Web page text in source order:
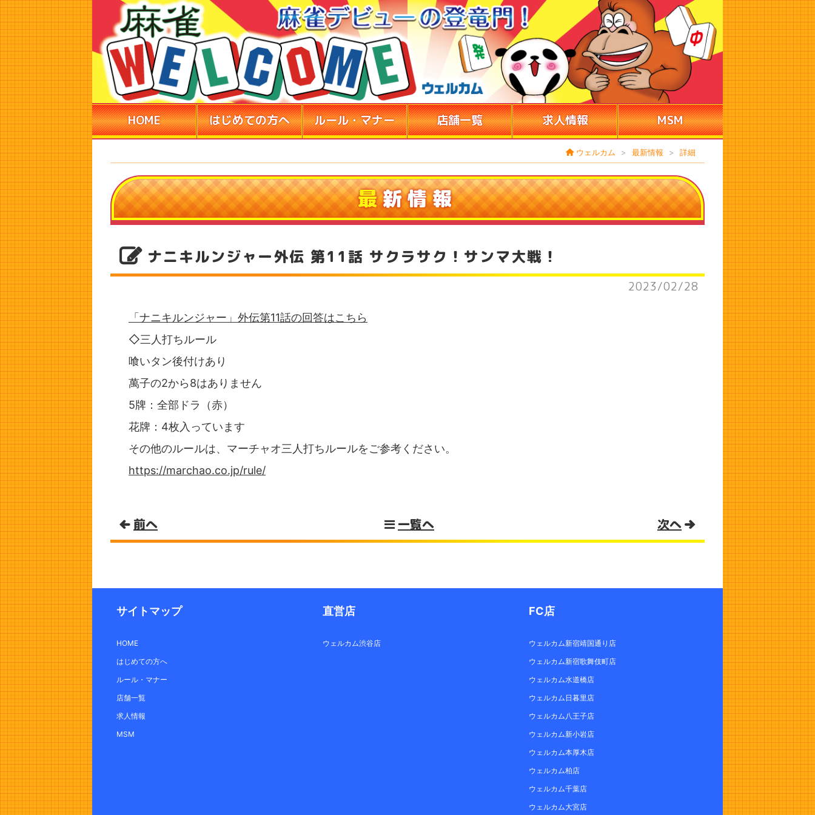
HOME はじめての方へ ルール・マナー 店舗一覧 求人情報 MSM
ウェルカム > 最新情報 > 詳細
最新情報
ナニキルンジャー外伝 第11話 サクラサク！サンマ大戦！
2023/02/28
「ナニキルンジャー」外伝第11話の回答はこちら
◇三人打ちルール
喰いタン後付けあり
萬子の2から8はありません
5牌：全部ドラ（赤）
花牌：4枚入っています
その他のルールは、マーチャオ三人打ちルールをご参考ください。
https://marchao.co.jp/rule/
前へ 一覧へ 次へ
サイトマップ
HOME
はじめての方へ
ルール・マナー
店舗一覧
求人情報
MSM
直営店
ウェルカム渋谷店
FC店
ウェルカム新宿靖国通り店
ウェルカム新宿歌舞伎町店
ウェルカム水道橋店
ウェルカム日暮里店
ウェルカム八王子店
ウェルカム新小岩店
ウェルカム本厚木店
ウェルカム柏店
ウェルカム千葉店
ウェルカム大宮店